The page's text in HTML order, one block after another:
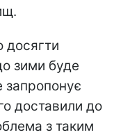
досягти
зими буде
доставили до
з таким